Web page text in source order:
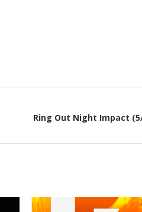
Ring Out Night Impact